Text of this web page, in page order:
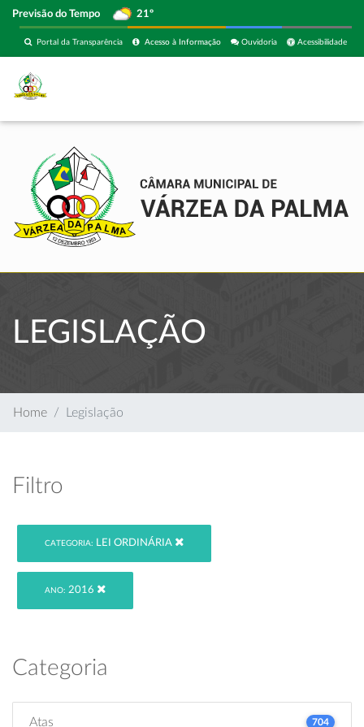
Previsão do Tempo 21º
Acessibilidade
Ouvidoria
Acesso à Informação
Portal da Transparência
LEGISLAÇÃO
Home Legislação
Filtro
CATEGORIA: LEI ORDINÁRIA
ANO: 2016
Categoria
Atas 704